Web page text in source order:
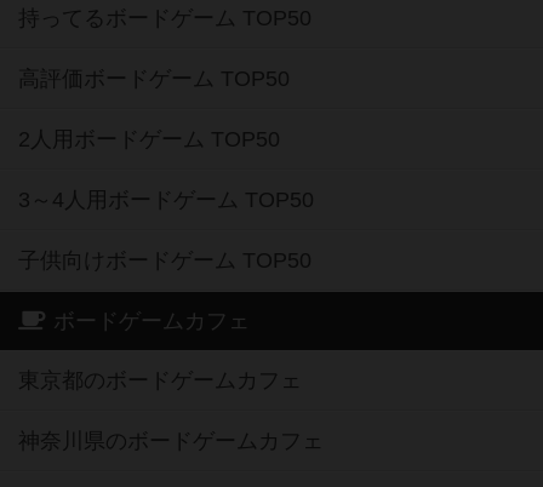
持ってるボードゲーム TOP50
高評価ボードゲーム TOP50
2人用ボードゲーム TOP50
3～4人用ボードゲーム TOP50
子供向けボードゲーム TOP50
ボードゲームカフェ
東京都のボードゲームカフェ
神奈川県のボードゲームカフェ